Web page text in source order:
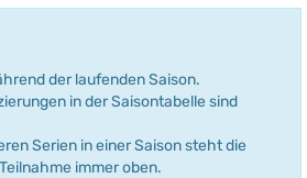
der laufenden Saison.
in der Saisontabelle sind
Serien in einer Saison steht die
immer oben.